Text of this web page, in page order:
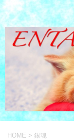
HOME > 銀魂